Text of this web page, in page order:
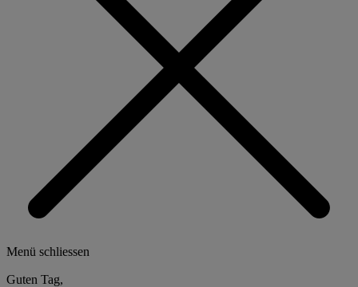
Menü schliessen
Guten Tag,